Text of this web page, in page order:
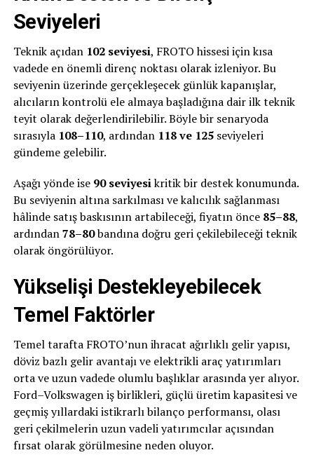
Seviyeleri
Teknik açıdan 102 seviyesi, FROTO hissesi için kısa
vadede en önemli direnç noktası olarak izleniyor. Bu
seviyenin üzerinde gerçekleşecek günlük kapanışlar,
alıcıların kontrolü ele almaya başladığına dair ilk teknik
teyit olarak değerlendirilebilir. Böyle bir senaryoda
sırasıyla 108–110, ardından 118 ve 125seviyeleri
gündeme gelebilir.
Aşağı yönde ise 90 seviyesikritik bir destek konumunda.
Bu seviyenin altına sarkılması ve kalıcılık sağlanması
hâlinde satış baskısının artabileceği, fiyatın önce 85–88,
ardından78–80bandına doğru geri çekilebileceği teknik
olarak öngörülüyor.
Yükselişi Destekleyebilecek
Temel Faktörler
Temel tarafta FROTO’nun ihracat ağırlıklı gelir yapısı,
döviz bazlı gelir avantajı ve elektrikli araç yatırımları
orta ve uzun vadede olumlu başlıklar arasında yer alıyor.
Ford–Volkswagen iş birlikleri, güçlü üretim kapasitesi ve
geçmiş yıllardaki istikrarlı bilanço performansı, olası
geri çekilmelerin uzun vadeli yatırımcılar açısından
fırsat olarak görülmesine neden oluyor.